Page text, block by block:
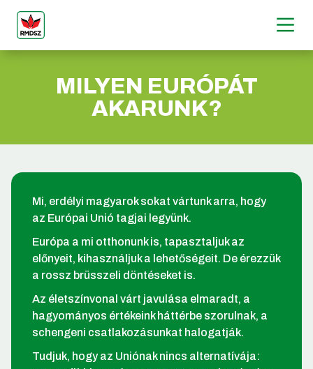
MILYEN EURÓPÁT
AKARUNK?
Mi, erdélyi magyarok sokat vártunk arra, hogy
az Európai Unió tagjai legyünk.
Európa a mi otthonunk is, tapasztaljuk az
előnyeit, kihasználjuk a lehetőségeit. De érezzük
a rossz brüsszeli döntéseket is.
Az életszínvonal várt javulása elmaradt, a
hagyományos értékeink háttérbe szorulnak, a
schengeni csatlakozásunkat halogatják.
Tudjuk, hogy az Uniónak nincs alternatívája: